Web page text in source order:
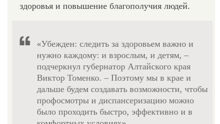
здоровья и повышение благополучия людей.
«Убежден: следить за здоровьем важно и
нужно каждому: и взрослым, и детям, –
подчеркнул губернатор Алтайского края
Виктор Томенко. – Поэтому мы в крае и
дальше будем создавать возможности, чтобы
профосмотры и диспансеризацию можно
было проходить быстро, эффективно и в